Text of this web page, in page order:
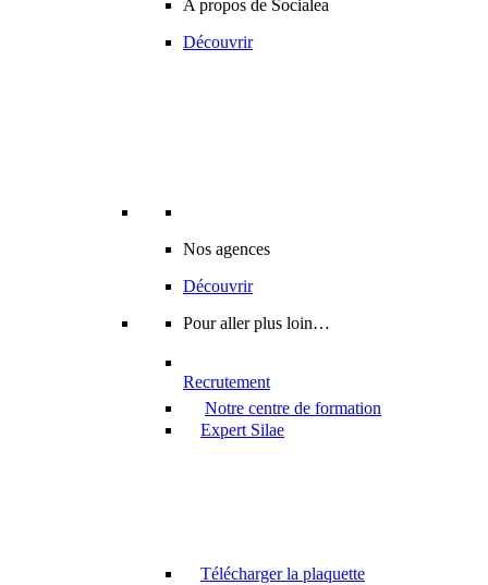
A propos de Socialea
Découvrir
Nos agences
Découvrir
Pour aller plus loin…
Recrutement
Notre centre de formation
Expert Silae
Télécharger la plaquette